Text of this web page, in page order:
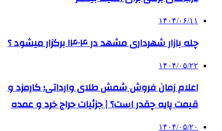
۱۴۰۴/۰۶/۱۱
چله بازار شهرداری مشهد در ۱۴۰۴ برگزار میشود ؟
۱۴۰۴/۰۵/۲۲
اعلام زمان فروش شمش طلای وارداتی؛ کارمزد و
قیمت پایه چقدر است؟ | جزئیات حراج خرد و عمده
۱۴۰۴/۰۵/۲۰